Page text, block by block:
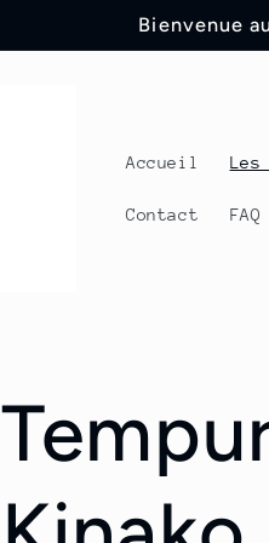
Bienvenue
Accueil
Contact FAQ